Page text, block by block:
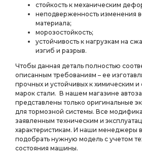
стойкость к механическим
неподверженность изменения
материала;
морозостойкость;
устойчивость к нагрузкам на
изгиб и разрыв.
Чтобы данная деталь полностью
описанным требованиям – ее
прочных и устойчивых к химическим
марок стали. В нашем магазине
представлены только оригинальные
для тормозной системы. Все
заявленным техническим и
характеристикам. И наши менеджеры
подобрать нужную модель с учетом
состояния машины.